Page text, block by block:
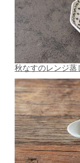
秋なすのレンジ蒸